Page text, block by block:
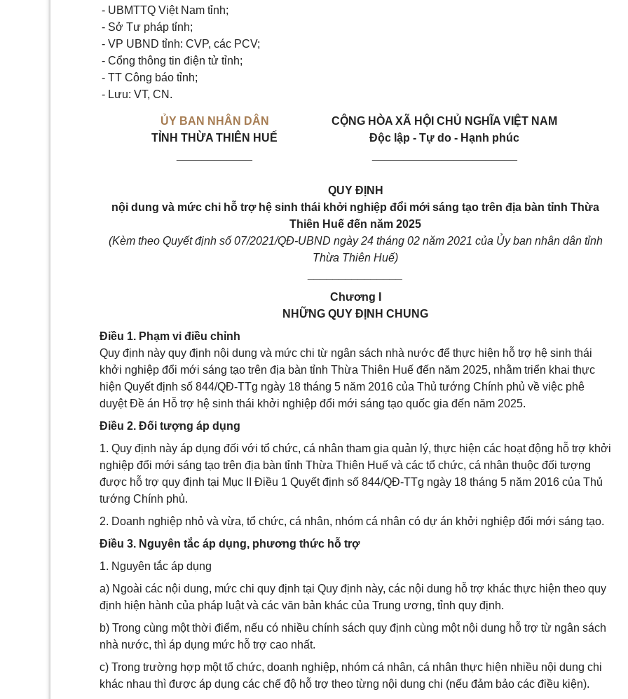
- UBMTTQ Việt Nam tỉnh;
- Sở Tư pháp tỉnh;
- VP UBND tỉnh: CVP, các PCV;
- Cổng thông tin điện tử tỉnh;
- TT Công báo tỉnh;
- Lưu: VT, CN.
ỦY BAN NHÂN DÂN
TỈNH THỪA THIÊN HUẾ
CỘNG HÒA XÃ HỘI CHỦ NGHĨA VIỆT NAM
Độc lập - Tự do - Hạnh phúc
QUY ĐỊNH
nội dung và mức chi hỗ trợ hệ sinh thái khởi nghiệp đổi mới sáng tạo trên địa bàn tỉnh Thừa
Thiên Huế đến năm 2025
(Kèm theo Quyết định số 07/2021/QĐ-UBND ngày 24 tháng 02 năm 2021 của Ủy ban nhân dân tỉnh
Thừa Thiên Huế)
Chương I
NHỮNG QUY ĐỊNH CHUNG
Điều 1. Phạm vi điều chỉnh
Quy định này quy định nội dung và mức chi từ ngân sách nhà nước để thực hiện hỗ trợ hệ sinh thái
khởi nghiệp đổi mới sáng tạo trên địa bàn tỉnh Thừa Thiên Huế đến năm 2025, nhằm triển khai thực
hiện Quyết định số 844/QĐ-TTg ngày 18 tháng 5 năm 2016 của Thủ tướng Chính phủ về việc phê
duyệt Đề án Hỗ trợ hệ sinh thái khởi nghiệp đổi mới sáng tạo quốc gia đến năm 2025.
Điều 2. Đối tượng áp dụng
1. Quy định này áp dụng đối với tổ chức, cá nhân tham gia quản lý, thực hiện các hoạt động hỗ trợ khởi
nghiệp đổi mới sáng tạo trên địa bàn tỉnh Thừa Thiên Huế và các tổ chức, cá nhân thuộc đối tượng
được hỗ trợ quy định tại Mục II Điều 1 Quyết định số 844/QĐ-TTg ngày 18 tháng 5 năm 2016 của Thủ
tướng Chính phủ.
2. Doanh nghiệp nhỏ và vừa, tổ chức, cá nhân, nhóm cá nhân có dự án khởi nghiệp đổi mới sáng tạo.
Điều 3. Nguyên tắc áp dụng, phương thức hỗ trợ
1. Nguyên tắc áp dụng
a) Ngoài các nội dung, mức chi quy định tại Quy định này, các nội dung hỗ trợ khác thực hiện theo quy
định hiện hành của pháp luật và các văn bản khác của Trung ương, tỉnh quy định.
b) Trong cùng một thời điểm, nếu có nhiều chính sách quy định cùng một nội dung hỗ trợ từ ngân sách
nhà nước, thì áp dụng mức hỗ trợ cao nhất.
c) Trong trường hợp một tổ chức, doanh nghiệp, nhóm cá nhân, cá nhân thực hiện nhiều nội dung chi
khác nhau thì được áp dụng các chế độ hỗ trợ theo từng nội dung chi (nếu đảm bảo các điều kiện).